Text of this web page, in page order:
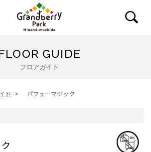
GUIDE
フロアガイド
ド パフューマジック
閉じる